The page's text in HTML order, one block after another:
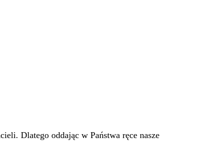
Dlatego oddając w Państwa ręce nasze